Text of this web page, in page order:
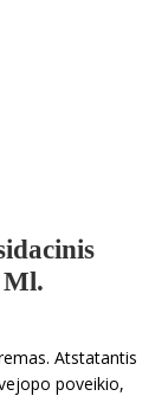
Ml.
Atstatantis
poveikio,